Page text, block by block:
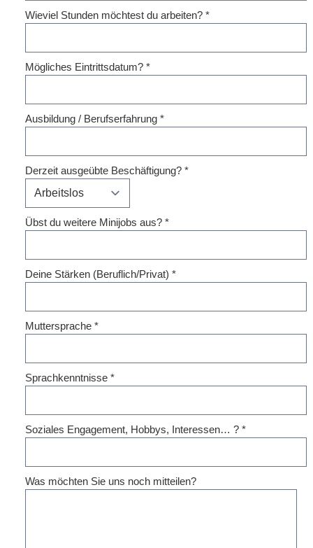
Wieviel Stunden möchtest du arbeiten? *
Mögliches Eintrittsdatum? *
Ausbildung / Berufserfahrung *
Derzeit ausgeübte Beschäftigung? *
Übst du weitere Minijobs aus? *
Deine Stärken (Beruflich/Privat) *
Muttersprache *
Sprachkenntnisse *
Soziales Engagement, Hobbys, Interessen… ? *
Was möchten Sie uns noch mitteilen?